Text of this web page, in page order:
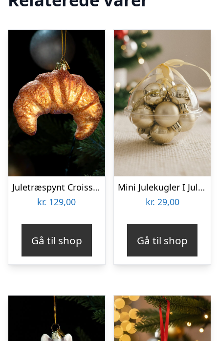
Juletræspynt Croissant
kr. 129,00
Gå til shop
Mini Julekugler I Julekugle Champagne
kr. 29,00
Gå til shop